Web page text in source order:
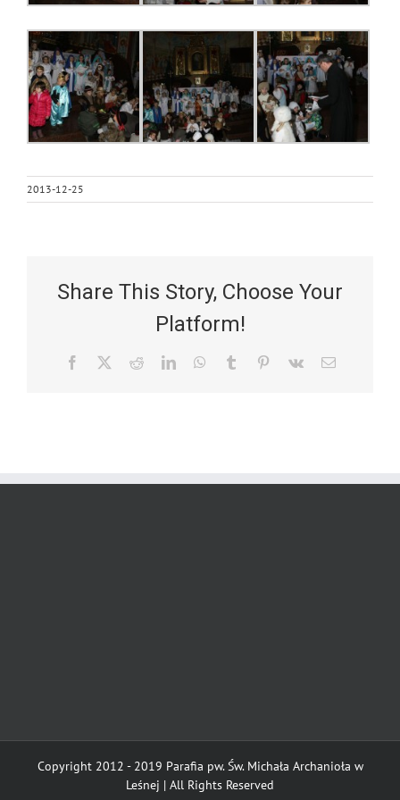
2013-12-25
Share This Story, Choose Your
Platform!
Facebook RedditLinkedInWhatsApp
Tumblr Pinterest
Vk Email
Copyright 2012 - 2019 Parafia pw. Św. Michała Archanioła w
Leśnej | All Rights Reserved